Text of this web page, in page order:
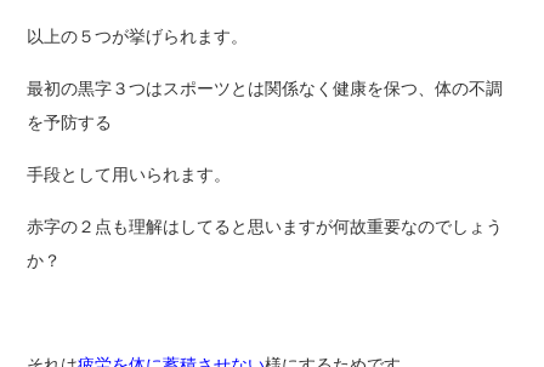
以上の５つが挙げられます。
最初の黒字３つはスポーツとは関係なく健康を保つ、体の不調
を予防する
手段として用いられます。
赤字の２点も理解はしてると思いますが何故重要なのでしょう
か？